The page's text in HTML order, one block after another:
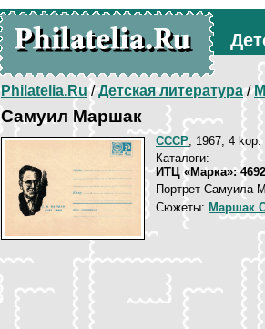
Philatelia.Ru/Детская литература/
Самуил Маршак
СССР, 1967, 4 kop.
Каталоги:
ИТЦ «Марка»: 4692
Портрет Самуила
Сюжеты: Маршак